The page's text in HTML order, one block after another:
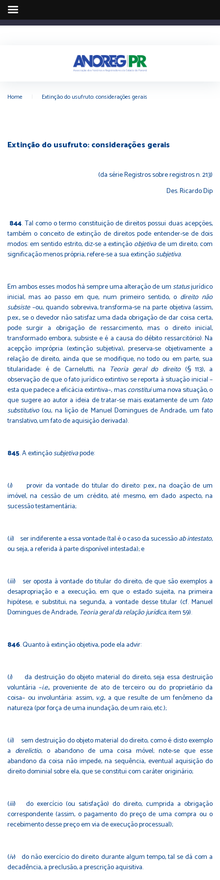
Home Extinção do usufruto: considerações gerais
Extinção do usufruto: considerações gerais
(da série Registros sobre registros n. 213)
Des. Ricardo Dip
844. Tal como o termo constituição de direitos possui duas acepções,
também o conceito de extinção de direitos pode entender-se de dois
modos: em sentido estrito, diz-se a extinção objetivade um direito; com
significação menos própria, refere-se a sua extinçãosubjetiva.
Em ambos esses modos há sempre uma alteração de umstatusjurídico
inicial, mas ao passo em que, num primeiro sentido, o direito não
subsiste–ou, quando sobreviva, transforma-se na parte objetiva (assim,
p.ex., se o devedor não satisfaz uma dada obrigação de dar coisa certa,
pode surgir a obrigação de ressarcimento, mas o direito inicial,
transformado embora, subsiste e é a causa do débito ressarcitório). Na
acepção imprópria (extinção subjetiva), preserva-se objetivamente a
relação de direito, ainda que se modifique, no todo ou em parte, sua
titularidade: é de Carnelutti, na Teoria geral do direito (§ 113), a
observação de que o fato jurídico extintivo se reporta à situação inicial –
esta que padece a eficácia extintiva–, masconstituiuma nova situação, o
que sugere ao autor a ideia de tratar-se mais exatamente de um fato
substitutivo (ou, na lição de Manuel Domingues de Andrade, um fato
translativo, um fato de aquisição derivada).
845. A extinçãosubjetivapode:
(i) provir da vontade do titular do direito: p.ex., na doação de um
imóvel, na cessão de um crédito, até mesmo, em dado aspecto, na
sucessão testamentária;
(ii) ser indiferente a essa vontade (tal é o caso da sucessãoab intestato,
ou seja, a referida à parte disponível intestada); e
(iii) ser oposta à vontade do titular do direito, de que são exemplos a
desapropriação e a execução, em que o estado sujeita, na primeira
hipótese, e substitui, na segunda, a vontade desse titular (cf. Manuel
Domingues de Andrade, Teoria geral da relação jurídica, item 59).
846. Quanto à extinção objetiva, pode ela advir:
(i) da destruição do objeto material do direito, seja essa destruição
voluntária –i.e., proveniente de ato de terceiro ou do proprietário da
coisa– ou involuntária: assim, v.g., a que resulte de um fenômeno da
natureza (por força de uma inundação, de um raio, etc.);
(ii) sem destruição do objeto material do direito, como é disto exemplo
a derelictio, o abandono de uma coisa móvel; note-se que esse
abandono da coisa não impede, na sequência, eventual aquisição do
direito dominial sobre ela, que se constitui com caráter originário;
(iii) do exercício (ou satisfação) do direito, cumprida a obrigação
correspondente (assim, o pagamento do preço de uma compra ou o
recebimento desse preço em via de execução processual);
(iv) do não exercício do direito durante algum tempo, tal se dá com a
decadência, a preclusão, a prescrição aquisitiva.